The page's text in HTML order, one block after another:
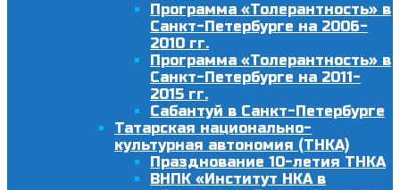
Программа «Толерантность» в
Санкт-Петербурге на 2006-
2010 гг.
Программа «Толерантность» в
Санкт-Петербурге на 2011-
2015 гг.
Сабантуй в Санкт-Петербурге
Татарская национально-
культурная автономия (ТНКА)
Празднование 10-летия ТНКА
ВНПК «Институт НКА в